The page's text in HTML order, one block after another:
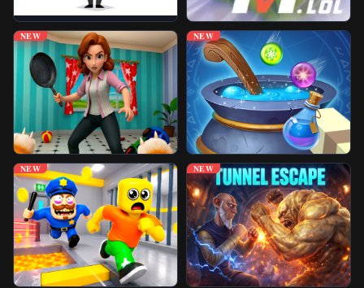
NEW NEW
NEW NEW